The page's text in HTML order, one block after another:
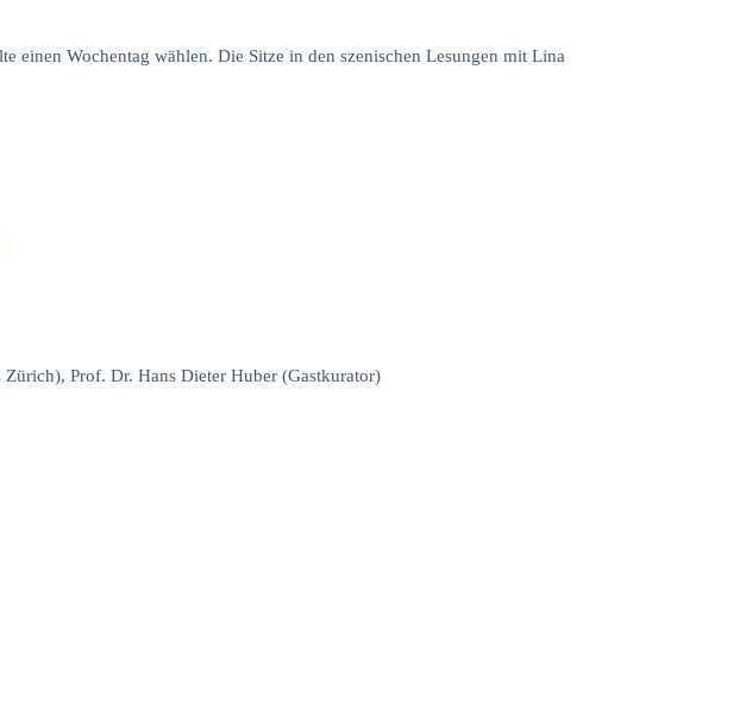
einen Wochentag wählen. Die Sitze in den szenischen Lesungen mit Lina
Prof. Dr. Hans Dieter Huber (Gastkurator)